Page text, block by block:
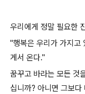
우리에게 정말 필요한
"행복은 우리가 가지고
게서 온다."
꿈꾸고 바라는 모든 것
십니까? 아니면 그보